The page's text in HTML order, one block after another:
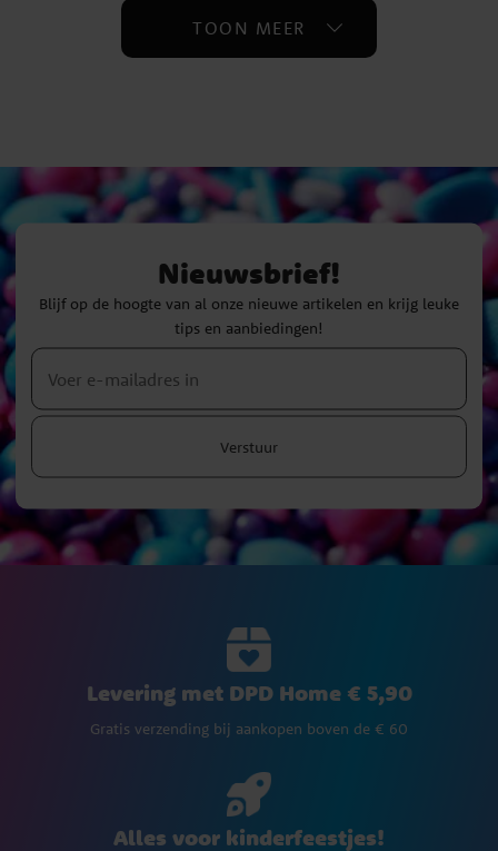
TOON MEER
Nieuwsbrief!
Blijf op de hoogte van al onze nieuwe artikelen en krijg leuke
tips en aanbiedingen!
Verstuur
Levering met DPD Home € 5,90
Gratis verzending bij aankopen boven de € 60
Alles voor kinderfeestjes!